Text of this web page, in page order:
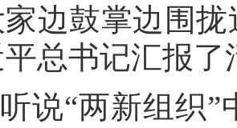
家边鼓掌边围
总书记汇报
听说“两新组织